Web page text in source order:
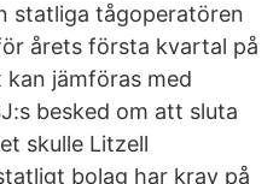
statliga tågoperatören
årets första kvartal på
kan jämföras med
besked om att sluta
skulle Litzell
bolag har krav på